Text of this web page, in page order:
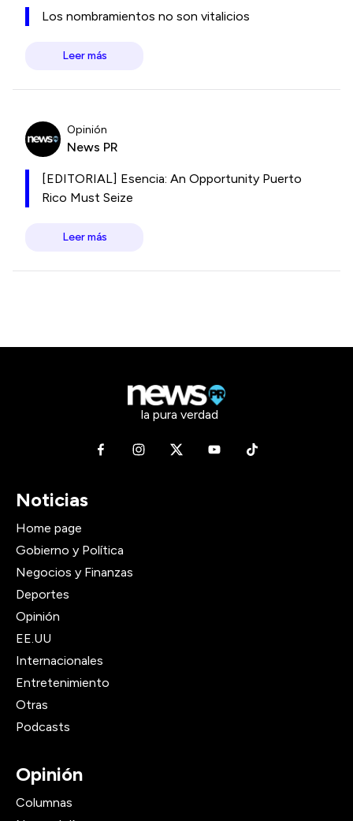
Los nombramientos no son vitalicios
Leer más
Opinión
News PR
[EDITORIAL] Esencia: An Opportunity Puerto
Rico Must Seize
Leer más
la pura verdad
Noticias
Home page
Gobierno y Política
Negocios y Finanzas
Deportes
Opinión
EE.UU
Internacionales
Entretenimiento
Otras
Podcasts
Opinión
Columnas